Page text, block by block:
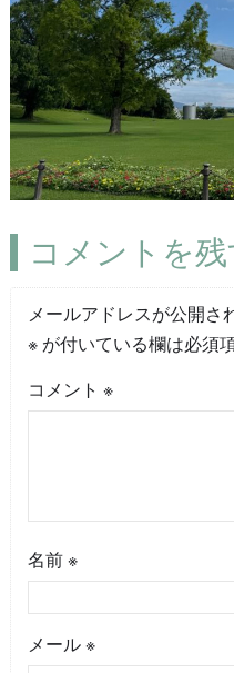
コメントを残
メールアドレスが公開さ
※が付いている欄は必須
コメント ※
名前 ※
メール ※